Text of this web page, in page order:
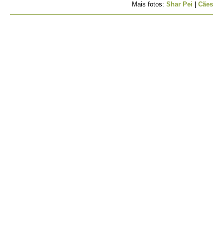
Mais fotos: Shar Pei Cães